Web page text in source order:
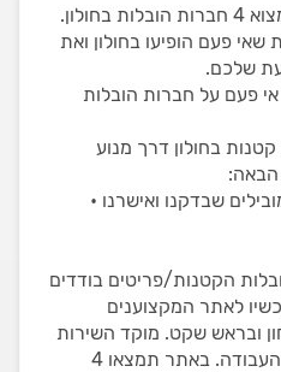
באתר המקצוענים תוכלו למצוא 4 חברות הובלות בחולון.
הובלות שאי פעם הופיעו בחולון ואת
שלכם.
פעם על חברות הובלות
בחולון דרך מנוע
הבאה:
קטנות בחולון » 4 מובילים שבדקנו ואישרנו •
הקטנות/פריטים בודדים
לאתר המקצוענים
ובראש שקט. מוקד השירות
שלנו ילווה אתכם עד לסיום העבודה. באתר תמצאו 4